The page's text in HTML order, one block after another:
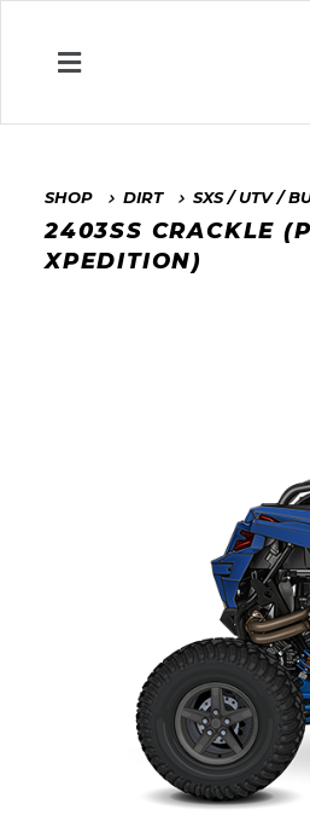
SHOP DIRT SXS / UTV /
2403SS CRACKLE
XPEDITION)